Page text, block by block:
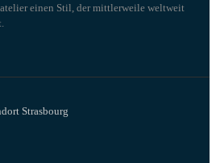
einen Stil, der mittlerweile weltweit
Strasbourg